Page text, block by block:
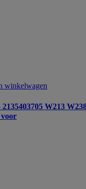
winkelwagen
2135403705 W213